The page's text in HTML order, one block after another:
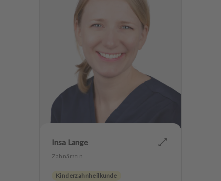
Insa Lange
Zahnärztin
Kinderzahnheilkunde